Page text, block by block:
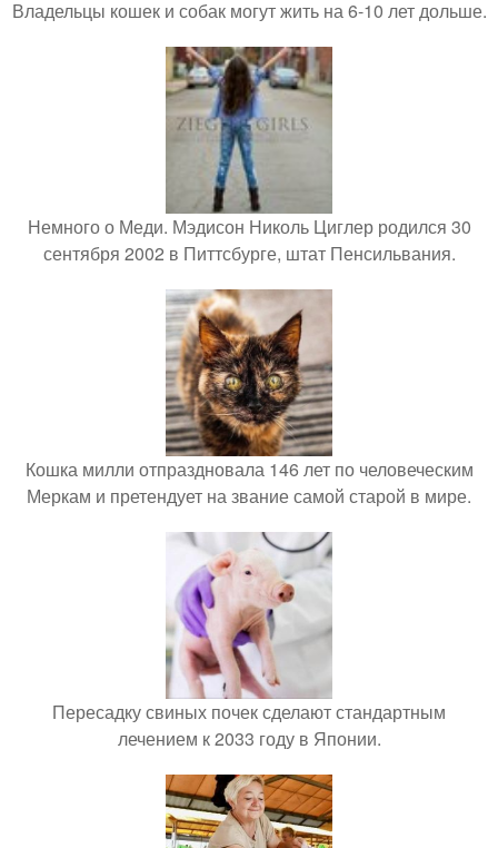
Владельцы кошек и собак могут жить на 6-10 лет дольше.
Немного о Меди. Мэдисон Николь Циглер родился 30
сентября 2002 в Питтсбурге, штат Пенсильвания.
Кошка милли отпраздновала 146 лет по человеческим
Меркам и претендует на звание самой старой в мире.
Пересадку свиных почек сделают стандартным
лечением к 2033 году в Японии.